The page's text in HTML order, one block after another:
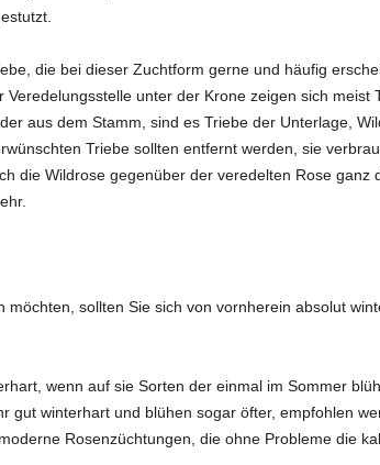
die bei dieser Zuchtform gerne und häufig
unter der Krone zeigen sich meist
aus dem Stamm, sind es Triebe der Unterlage,
Triebe sollten entfernt werden, sie
die Wildrose gegenüber der veredelten Rose ganz
sollten Sie sich von vornherein absolut
wenn auf sie Sorten der einmal im Sommer
winterhart und blühen sogar öfter, empfohlen
Rosenzüchtungen, die ohne Probleme die